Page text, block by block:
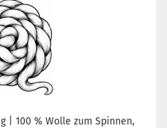
| 100 % Wolle zum Spinnen,